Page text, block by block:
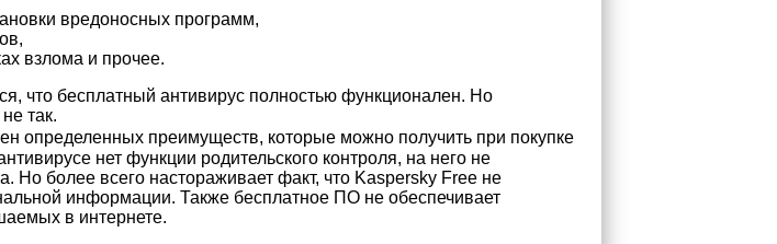
вредоносных программ,
взлома и прочее.
что бесплатный антивирус полностью функционален. Но
так.
определенных преимуществ, которые можно получить при покупке
нет функции родительского контроля, на него не
Но более всего настораживает факт, что Kaspersky Free не
информации. Также бесплатное ПО не обеспечивает
в интернете.